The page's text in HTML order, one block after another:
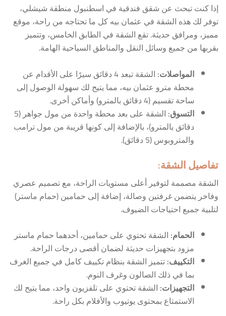
إذا كنت تبحث عن شقق فندقية في اسطنبول منطقة شيشلي​،
توفر لك هذه الشقة في عثمان بيه كل ما تحتاجه من راحة، موقع
مميز، ومرافق حديثة. تقع الشقة في الطابق الخامس، وتتميز
بقربها من جميع وسائل النقل والمناطق السياحية الهامة.
المواصلات:
الشقة تبعد 4 دقائق سيرًا على الأقدام عن
محطة مترو عثمان بيه، مما يتيح لك سهولة الوصول إلى
ساحة تقسيم (4 دقائق بالمترو) وأماكن أخرى.
التسوق:
الشقة على بعد محطة واحدة من مول جواهر (5
دقائق بالمترو)، بالإضافة إلى كونها قريبة من مول ترامب
والمتروبوس (5 دقائق).
تفاصيل الشقة:
الشقة مصممة لتوفير أعلى مستويات الراحة، مع تصميم عصري
وفاخر يتضمن غرفتين وصالة، إضافة إلى حمامين (حمام ماستر)
لتلبية جميع احتياجات الضيوف.
الحمام: الشقة تحتوي على حمامين، أحدهما حمام ماستر
مزود بتجهيزات حديثة لضمان أقصى درجات الراحة.
التكييف:تتميز الشقة بنظام تكييف كامل في جميع الغرف
بما في ذلك الصالون وغرف النوم.
التجهيزات: الشقة تحتوي على تلفزيون واحد، مما يتيح لك
الاستمتاع بمحتوى يوتيوب والأفلام بكل راحة.